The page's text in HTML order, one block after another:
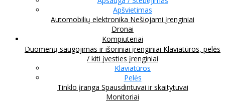
Apšvietimas
Automobilių elektronika Nešiojami įrenginiai
Dronai
Kompiuteriai
Duomenų saugojimas ir išoriniai įrenginiai Klaviatūros, pelės
/ kiti įvesties įrenginiai
Klaviatūros
Pelės
Tinklo įranga Spausdintuvai ir skaitytuvai
Monitoriai